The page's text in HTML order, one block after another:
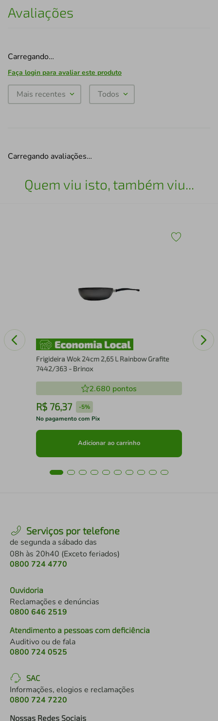
Avaliações
Carregando…
Faça login para avaliar este produto
Mais recentes Todos
Carregando avaliações…
Quem viu isto, também viu...
Frigideira Wok 24cm 2,65 L Rainbow Grafite
7442/363 - Brinox
2.680 pontos
R$ 76,37 -5%
No pagamento com Pix
Adicionar ao carrinho
Serviços por telefone
de segunda a sábado das
08h às 20h40 (Exceto feriados)
0800 724 4770
Ouvidoria
Reclamações e denúncias
0800 646 2519
Atendimento a pessoas com deficiência
Auditivo ou de fala
0800 724 0525
SAC
Informações, elogios e reclamações
0800 724 7220
Nossas Redes Sociais